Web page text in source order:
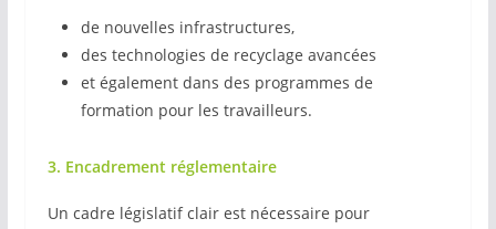
de nouvelles infrastructures,
des technologies de recyclage avancées
et également dans des programmes de
formation pour les travailleurs.
3. Encadrement réglementaire
Un cadre législatif clair est nécessaire pour